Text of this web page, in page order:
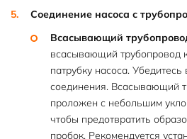
Соединение насоса с
Всасывающий
всасывающий трубопровод
патрубку насоса. Убедитесь
соединения. Всасывающий
проложен с небольшим
чтобы предотвратить
пробок. Рекомендуется